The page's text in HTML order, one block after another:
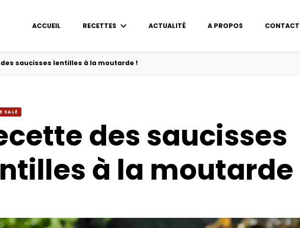
ACCUEIL RECETTES ACTUALITÉ A PROPOS CONTACT
saucisses lentilles à la moutarde !
SALÉ
des saucisses
à la moutarde